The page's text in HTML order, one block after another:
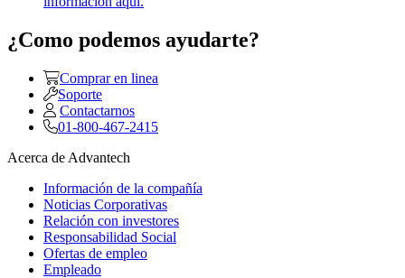
¿Como podemos ayudarte?
Comprar en linea
Soporte
Contactarnos
01-800-467-2415
Acerca de Advantech
Información de la compañía
Noticias Corporativas
Relación con investores
Responsabilidad Social
Ofertas de empleo
Empleado